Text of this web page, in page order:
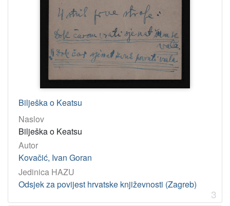
Bilješka o Keatsu
Naslov
Bilješka o Keatsu
Autor
Kovačić, Ivan Goran
Jedinica HAZU
Odsjek za povijest hrvatske književnosti (Zagreb)
3